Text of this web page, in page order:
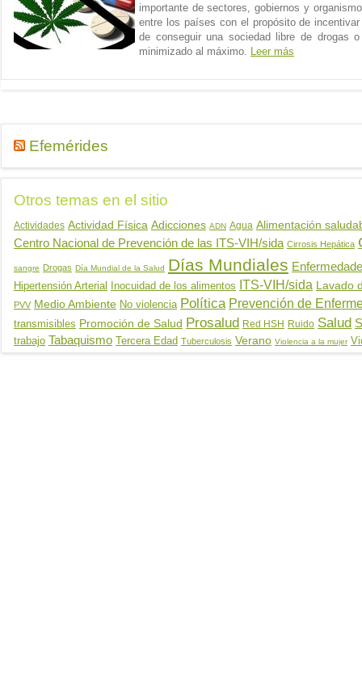
importante de sectores, gobiernos y
entre los países con el propósito de
de conseguir una sociedad libre de drogas
minimizado al máximo. Leer más
Efemérides
Otros temas en el sitio
Actividades Actividad Física Adicciones ADN Agua Alimentación
Centro Nacional de Prevención de las ITS-VIH/sida Cirrosis Hepática
sangre Drogas Día Mundial de la Salud Días Mundiales
Hipertensión Arterial Inocuidad de los alimentos ITS-VIH/sida Lavado
PVV Medio Ambiente No violencia Política Prevención de
transmisibles Promoción de Salud Prosalud Red HSH Ruido Salud
trabajo Tabaquismo Tercera Edad Tuberculosis Verano Violencia a la mujer